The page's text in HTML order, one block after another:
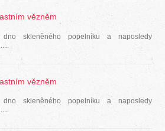
vězněm
skleněného popelníku a naposledy
vězněm
skleněného popelníku a naposledy